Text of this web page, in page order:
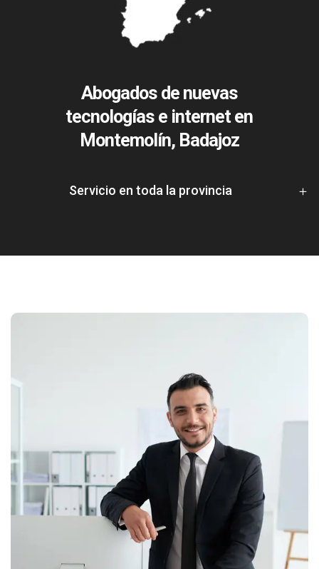
Abogados de nuevas
tecnologías e internet en
Montemolín, Badajoz
Servicio en toda la provincia